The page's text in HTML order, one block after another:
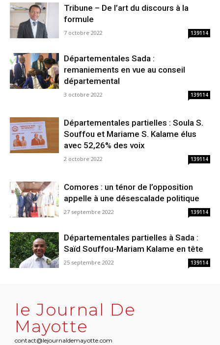
Tribune – De l’art du discours à la
formule
7 octobre 2022 139114
Départementales Sada :
remaniements en vue au conseil
départemental
3 octobre 2022 139114
Départementales partielles : Soula S.
Souffou et Mariame S. Kalame élus
avec 52,26% des voix
2 octobre 2022 139114
Comores : un ténor de l’opposition
appelle à une désescalade politique
27 septembre 2022 139114
Départementales partielles à Sada :
Saïd Souffou-Mariam Kalame en tête
25 septembre 2022 139114
le Journal De
Mayotte
contact@lejournaldemayotte.com